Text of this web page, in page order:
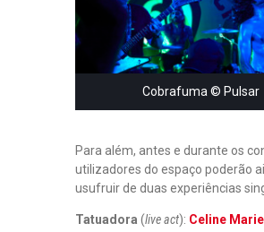
Cobrafuma © Pulsar
Para além, antes e durante os
utilizadores do espaço poderão
usufruir de duas experiências
Tatuadora (live act): Celine Marie